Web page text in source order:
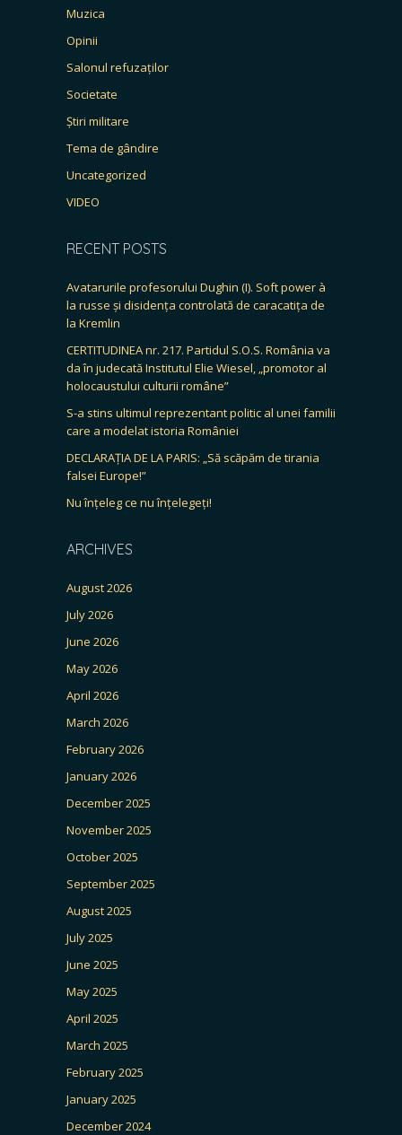
Muzica
Opinii
Salonul refuzaților
Societate
Știri militare
Tema de gândire
Uncategorized
VIDEO
RECENT POSTS
Avatarurile profesorului Dughin (I). Soft power à
la russe și disidența controlată de caracatița de
la Kremlin
CERTITUDINEA nr. 217. Partidul S.O.S. România va
da în judecată Institutul Elie Wiesel, „promotor al
holocaustului culturii române”
S-a stins ultimul reprezentant politic al unei familii
care a modelat istoria României
DECLARAȚIA DE LA PARIS: „Să scăpăm de tirania
falsei Europe!”
Nu înțeleg ce nu înțelegeți!
ARCHIVES
August 2026
July 2026
June 2026
May 2026
April 2026
March 2026
February 2026
January 2026
December 2025
November 2025
October 2025
September 2025
August 2025
July 2025
June 2025
May 2025
April 2025
March 2025
February 2025
January 2025
December 2024